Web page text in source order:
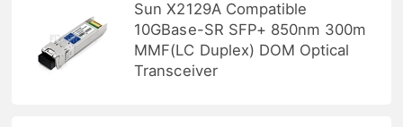
Sun X2129A Compatible
10GBase-SR SFP+ 850nm 300m
MMF(LC Duplex) DOM Optical
Transceiver